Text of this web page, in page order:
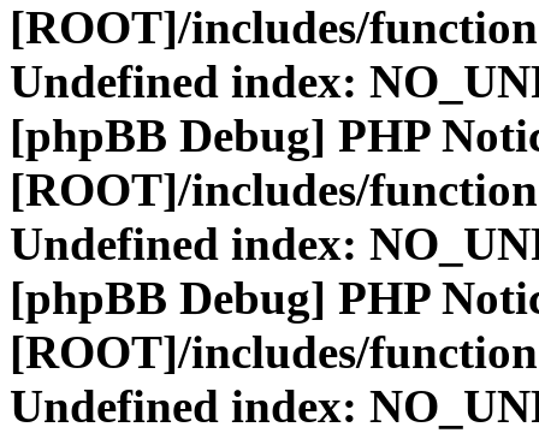
[ROOT]/includes/
Undefined index:
[phpBB Debug] PHP
[ROOT]/includes/
Undefined index:
[phpBB Debug] PHP
[ROOT]/includes/
Undefined index: